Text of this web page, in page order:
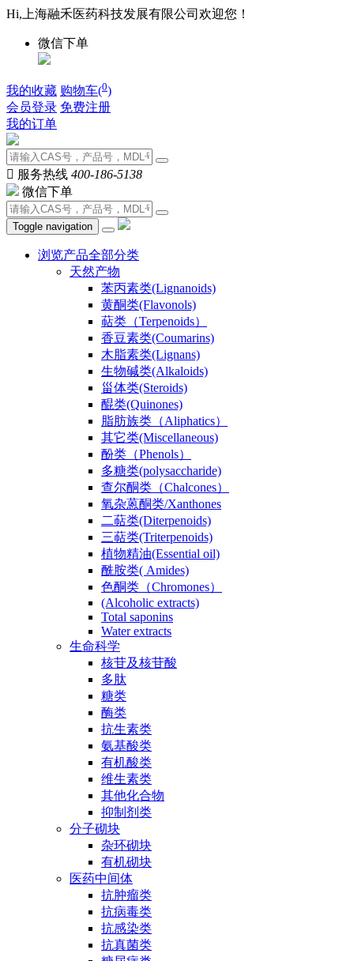
Hi,上海融禾医药科技发展有限公司欢迎您！
微信下单
我的收藏 购物车(0)
会员登录 免费注册
我的订单
 服务热线 400-186-5138
微信下单
Toggle navigation
浏览产品全部分类
天然产物
苯丙素类(Lignanoids)
黄酮类(Flavonols)
萜类（Terpenoids）
香豆素类(Coumarins)
木脂素类(Lignans)
生物碱类(Alkaloids)
甾体类(Steroids)
醌类(Quinones)
脂肪族类（Aliphatics）
其它类(Miscellaneous)
酚类（Phenols）
多糖类(polysaccharide)
查尔酮类（Chalcones）
氧杂蒽酮类/Xanthones
二萜类(Diterpenoids)
三萜类(Triterpenoids)
植物精油(Essential oil)
酰胺类( Amides)
色酮类（Chromones）
(Alcoholic extracts)
Total saponins
Water extracts
生命科学
核苷及核苷酸
多肽
糖类
酶类
抗生素类
氨基酸类
有机酸类
维生素类
其他化合物
抑制剂类
分子砌块
杂环砌块
有机砌块
医药中间体
抗肿瘤类
抗病毒类
抗感染类
抗真菌类